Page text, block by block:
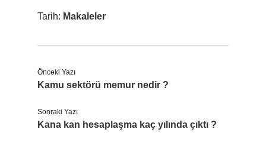
Tarih: Makaleler
Önceki Yazı
Kamu sektörü memur nedir ?
Sonraki Yazı
Kana kan hesaplaşma kaç yılında çıktı ?